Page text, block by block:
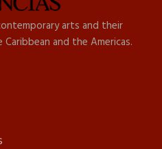
arts and their
and the Americas.